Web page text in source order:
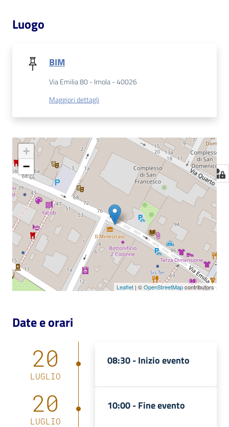
Luogo
BIM
Via Emilia 80 - Imola - 40026
Maggiori dettagli
+
−
Leaflet | ©OpenStreetMapcontributors
Date e orari
20
LUGLIO
08:30 -Inizio evento
20
LUGLIO
10:00 -Fine evento